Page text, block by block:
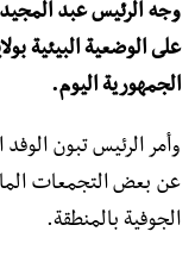
وجه الرئيس عبد
على الوضعية البيئية
الجمهورية اليوم.
وأمر الرئيس تبون
عن بعض التجمعات
الجوفية بالمنطقة.